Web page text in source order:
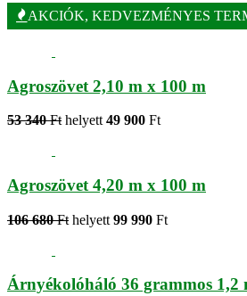
AKCIÓK, KEDVEZMÉNYES
Agroszövet 2,10 m x 100 m
53 340 Ft helyett 49 900 Ft
Agroszövet 4,20 m x 100 m
106 680 Ft helyett 99 990 Ft
Árnyékolóháló 36 grammos 1,2